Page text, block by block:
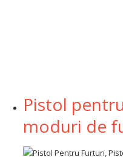
Pistol
moduri de